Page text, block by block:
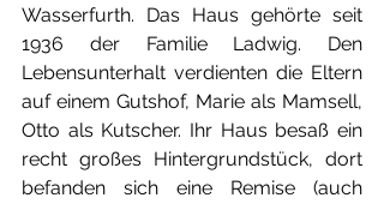
Wasserfurth. Das Haus gehörte seit
1936 der Familie Ladwig. Den
Lebensunterhalt verdienten die Eltern
auf einem Gutshof, Marie als Mamsell,
Otto als Kutscher. Ihr Haus besaß ein
recht großes Hintergrundstück, dort
befanden sich eine Remise (auch